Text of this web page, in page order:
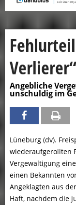
Verlierer“
Angebliche
unschuldig im
Lüneburg (dv).
wiederaufgerollten
Vergewaltigung
einen Bekannten
Angeklagten aus
Haft, nachdem die